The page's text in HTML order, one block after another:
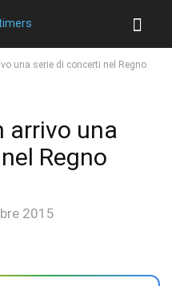
una serie di concerti nel Regno
arrivo una
Regno
2015